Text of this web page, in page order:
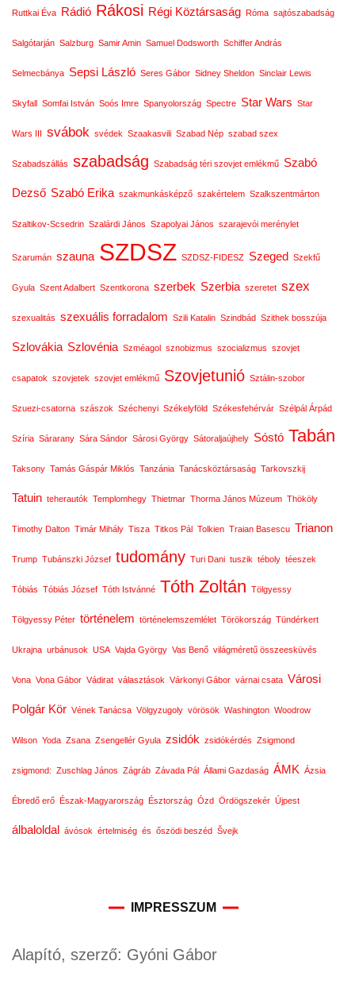
Ruttkai Éva Rádió Rákosi Régi Köztársaság Róma sajtószabadság
Salgótarján Salzburg Samir Amin Samuel Dodsworth Schiffer András
Selmecbánya Sepsi László Seres Gábor Sidney Sheldon Sinclair Lewis
Skyfall Somfai István Soós Imre Spanyolország Spectre Star Wars Star
Wars III svábok svédek Szaakasvili Szabad Nép szabad szex
Szabadszállás szabadság Szabadság téri szovjet emlékmű Szabó
Dezső Szabó Erika szakmunkásképző szakértelem Szalkszentmárton
Szaltikov-Scsedrin Szalárdi János Szapolyai János szarajevói merénylet
Szarumán szauna SZDSZ SZDSZ-FIDESZ Szeged Szekfű
Gyula Szent Adalbert Szentkorona szerbek Szerbia szeretet szex
szexualitás szexuális forradalom Szili Katalin Szindbád Szithek bosszúja
Szlovákia Szlovénia Szméagol sznobizmus szocializmus szovjet
csapatok szovjetek szovjet emlékmű Szovjetunió Sztálin-szobor
Szuezi-csatorna szászok Széchenyi Székelyföld Székesfehérvár Szélpál Árpád
Szíria Sárarany Sára Sándor Sárosi György Sátoraljaújhely Sóstó Tabán
Taksony Tamás Gáspár Miklós Tanzánia Tanácsköztársaság Tarkovszkij
Tatuin teherautók Templomhegy Thietmar Thorma János Múzeum Thököly
Timothy Dalton Timár Mihály Tisza Titkos Pál Tolkien Traian Basescu Trianon
Trump Tubánszki József tudomány Turi Dani tuszik téboly téeszek
Tóbiás Tóbiás József Tóth Istvánné Tóth Zoltán Tölgyessy
Tölgyessy Péter történelem történelemszemlélet Törökország Tündérkert
Ukrajna urbánusok USA Vajda György Vas Benő világméretű összeesküvés
Vona Vona Gábor Vádirat választások Várkonyi Gábor várnai csata Városi
Polgár Kör Vének Tanácsa Völgyzugoly vörösök Washington Woodrow
Wilson Yoda Zsana Zsengellér Gyula zsidók zsidókérdés Zsigmond
zsigmond: Zuschlag János Zágráb Závada Pál Állami Gazdaság ÁMK Ázsia
Ébredő erő Észak-Magyarország Észtország Ózd Ördögszekér Újpest
álbaloldal ávósok értelmiség és őszödi beszéd Švejk
IMPRESSZUM
Alapító, szerző: Gyóni Gábor